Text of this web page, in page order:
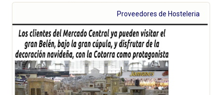
través de los
puestos de
venta o el
Servicio de
Atención al
Cliente
los productos
que se venden
en el Mercado
Proveedores de Hosteleria